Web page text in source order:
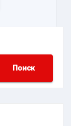
Поиск